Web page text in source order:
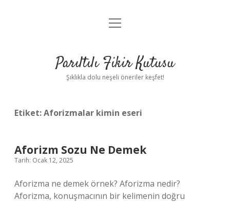
Anasayfa
Yasal Uyarı
menüyü
Parıltılı Fikir Kutusu
Şıklıkla dolu neşeli öneriler keşfet!
Etiket:Aforizmalar kimin eseri
Aforizm Sozu Ne Demek
Tarih: Ocak 12, 2025
Aforizma ne demek örnek? Aforizma nedir?
Aforizma, konuşmacının bir kelimenin doğru